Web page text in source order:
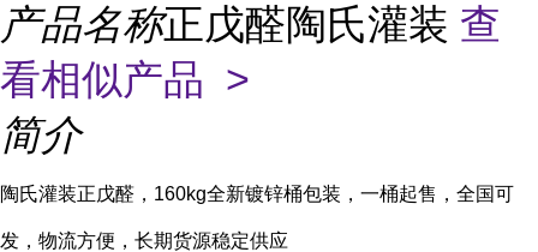
产品名称正戊醛陶氏灌装 查
看相似产品 >
简介
陶氏灌装正戊醛，160kg全新镀锌桶包装，一桶起售，全国可
发，物流方便，长期货源稳定供应